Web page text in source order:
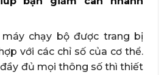
máy chạy bộ được trang bị
với các chỉ số của cơ thể.
đầy đủ mọi thông số thì thiết